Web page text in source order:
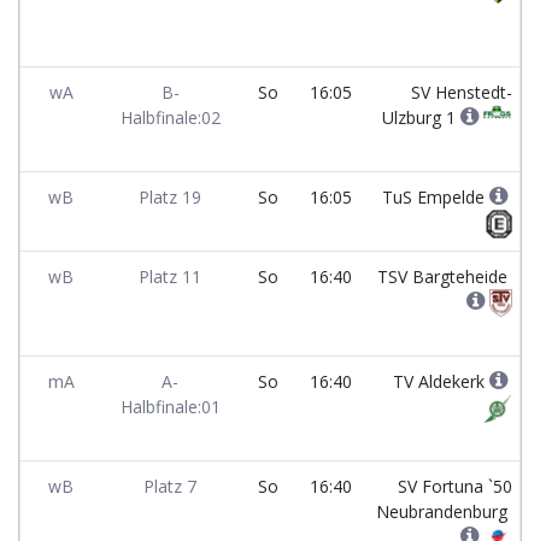
wA
B-
Halbfinale:02
So 16:05
SV Henstedt-
Ulzburg 1
wB Platz 19 So 16:05 TuS Empelde
wB Platz 11 So 16:40 TSV Bargteheide
mA
A-
Halbfinale:01
So 16:40 TV Aldekerk
wB Platz 7 So 16:40
SV Fortuna `50
Neubrandenburg